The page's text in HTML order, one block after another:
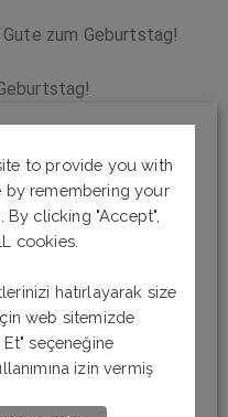
zum Geburtstag!
ve mantığını
Udemy’de bulunan
göz atabilirsiniz.
to provide you with
by remembering your
By clicking "Accept",
cookies.
hatırlayarak size
web sitemizde
seçeneğine
izin vermiş